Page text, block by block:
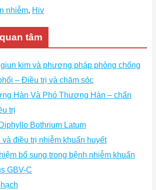
nhiễm, Hiv
tâm
kim và phương pháp phòng chống
– Điều trị và chăm sóc
Hàn Và Phó Thương Hàn – chẩn
trị
Bothrium Latum
và điều trị nhiễm khuẩn huyết
bổ sung trong bệnh nhiễm khuẩn
GBV-C